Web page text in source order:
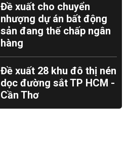
Đề xuất cho chuyển
nhượng dự án bất động
sản đang thế chấp ngân
hàng
Đề xuất 28 khu đô thị nén
dọc đường sắt TP HCM -
Cần Thơ